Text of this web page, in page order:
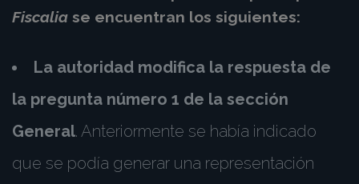
Fiscalia se encuentran los siguientes:
La autoridad modifica la respuesta de
la pregunta número 1 de la sección
General. Anteriormente se había indicado
que se podía generar una representación